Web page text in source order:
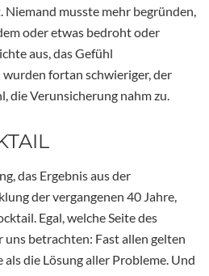
musste mehr begründen,
oder etwas bedroht oder
aus, das Gefühl
fortan schwieriger, der
die Verunsicherung nahm zu.
das Ergebnis aus der
der vergangenen 40 Jahre,
Egal, welche Seite des
betrachten: Fast allen gelten
die Lösung aller Probleme. Und